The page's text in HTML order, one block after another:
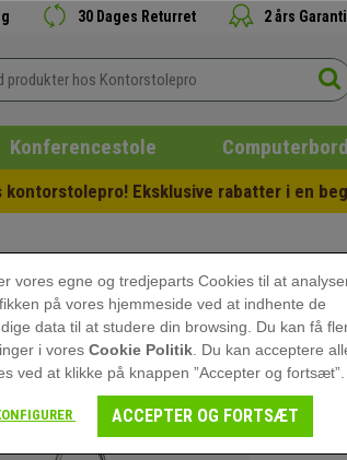
30 Dages Returret 2 års Garanti
Konferencestole
kontorstolepro! Eksklusive rabatter i en
Sæt
vores egne og tredjeparts Cookies til at
på vores hjemmeside ved at indhente de
data til at studere din browsing. Du kan få
i vores Cookie Politik. Du kan acceptere
ved at klikke på knappen ”Accepter og fortsæt”.
ACCEPTER OG FORTSÆT